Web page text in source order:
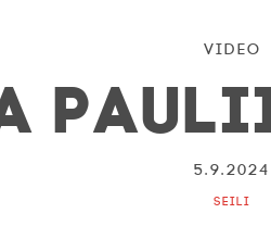
Video
5.9.2024
Seili